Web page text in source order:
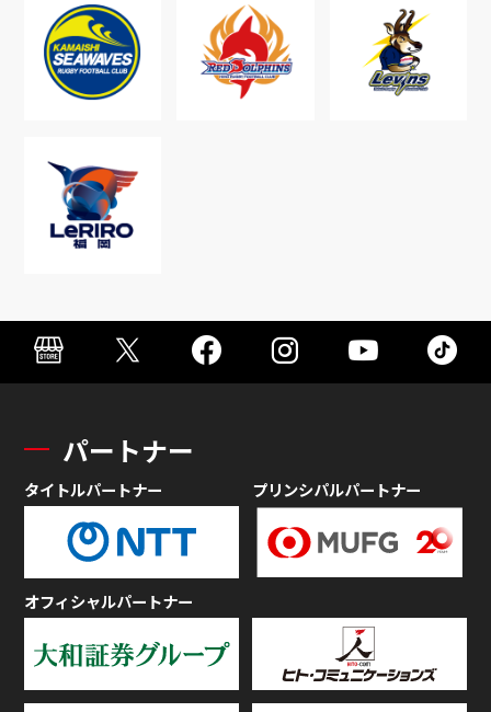
パートナー
タイトルパートナー プリンシパルパートナー
オフィシャルパートナー